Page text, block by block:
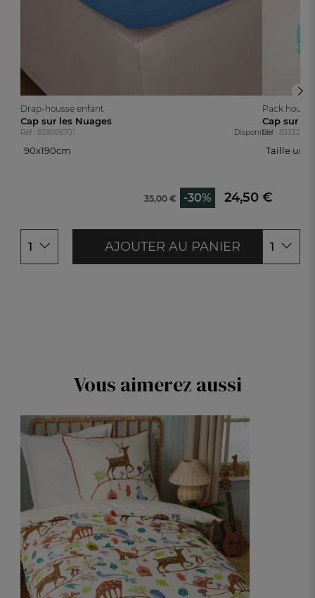
Drap-housse enfant
Cap sur les Nuages
Réf : 838066701 Disponible
90x190cm
35,00 € -30% 24,50 €
1 AJOUTER AU PANIER
Pack
Cap sur
Réf :
Taille
1
Vous aimerez aussi